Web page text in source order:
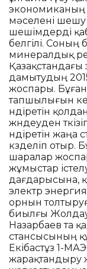
мәселені шешу
шешімдерді
белгілі. Соның
минералдық
Қазақстандағы
дамытудың
жоспары.
тапшылығын
өндіретін
жөндеуден
өндіретін
көзделіп отыр.
шаралар
жұмыстар
дағдарысына,
электр
орнын
биылғы
Назарбаев та
стансысының
Екібастұз 1-
жарақтандыру